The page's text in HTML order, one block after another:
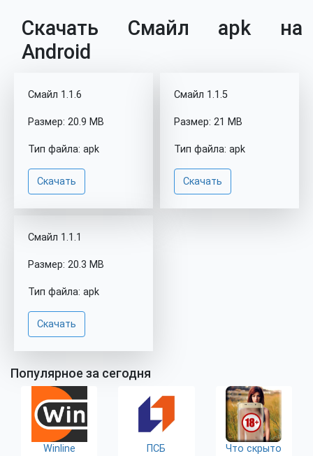
Скачать Смайл apk на
Android
Смайл 1.1.6
Размер: 20.9 MB
Тип файла: apk
Скачать
Смайл 1.1.5
Размер: 21 MB
Тип файла: apk
Скачать
Смайл 1.1.1
Размер: 20.3 MB
Тип файла: apk
Скачать
Популярное за сегодня
Winline ПСБ
Что скрыто